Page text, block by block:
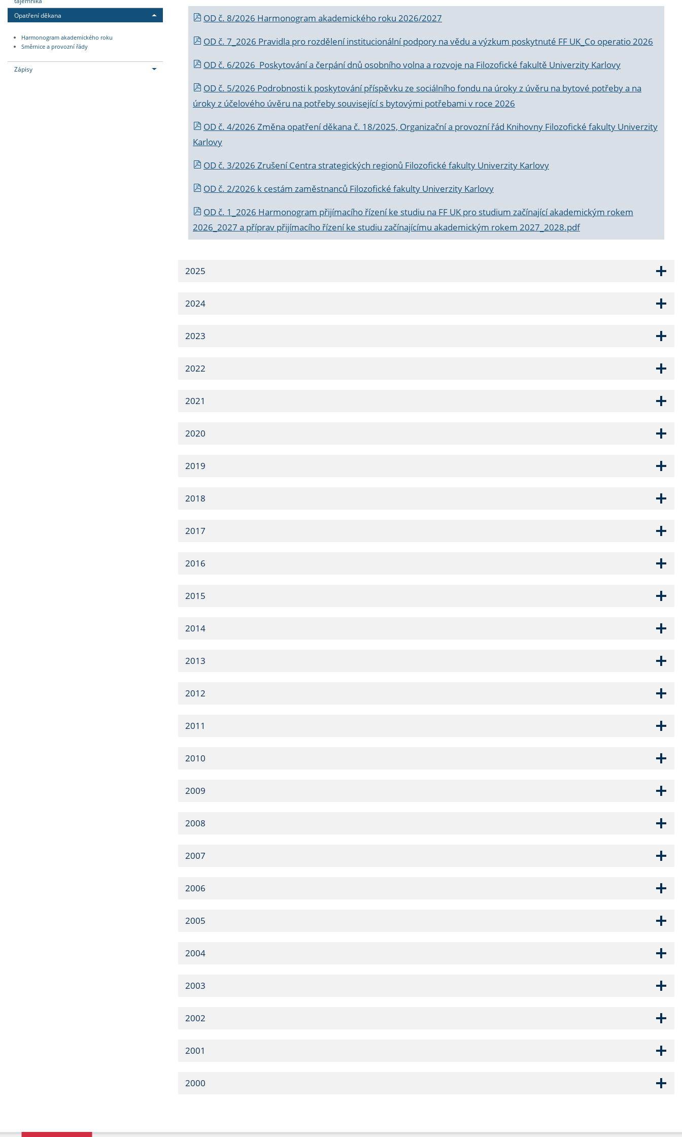
Opatření děkana
Harmonogram akademického roku
Směrnice a provozní řády
Zápisy
OD č. 8/2026 Harmonogram akademického roku 2026/2027
OD č. 7_2026 Pravidla pro rozdělení institucionální podpory na vědu a výzkum poskytnuté FF UK_Co operatio 2026
OD č. 6/2026 Poskytování a čerpání dnů osobního volna a rozvoje na Filozofické fakultě Univerzity Karlovy
OD č. 5/2026 Podrobnosti k poskytování příspěvku ze sociálního fondu na úroky z úvěru na bytové potřeby a na
úroky z účelového úvěru na potřeby související s bytovými potřebami v roce 2026
OD č. 4/2026 Změna opatření děkana č. 18/2025, Organizační a provozní řád Knihovny Filozofické fakulty Univerzity
Karlovy
OD č. 3/2026 Zrušení Centra strategických regionů Filozofické fakulty Univerzity Karlovy
OD č. 2/2026 k cestám zaměstnanců Filozofické fakulty Univerzity Karlovy
OD č. 1_2026 Harmonogram přijímacího řízení ke studiu na FF UK pro studium začínající akademickým rokem
2026_2027 a příprav přijímacího řízení ke studiu začínajícímu akademickým rokem 2027_2028.pdf
2025
2024
2023
2022
2021
2020
2019
2018
2017
2016
2015
2014
2013
2012
2011
2010
2009
2008
2007
2006
2005
2004
2003
2002
2001
2000